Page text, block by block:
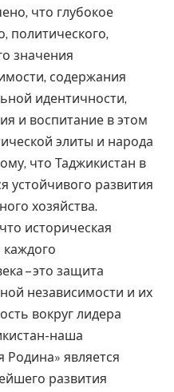
что глубокое
политического,
значения
содержания
идентичности,
и воспитание в этом
элиты и народа
что Таджикистан в
устойчивого развития
хозяйства.
историческая
каждого
– это защита
независимости и их
вокруг лидера
наша
является
развития